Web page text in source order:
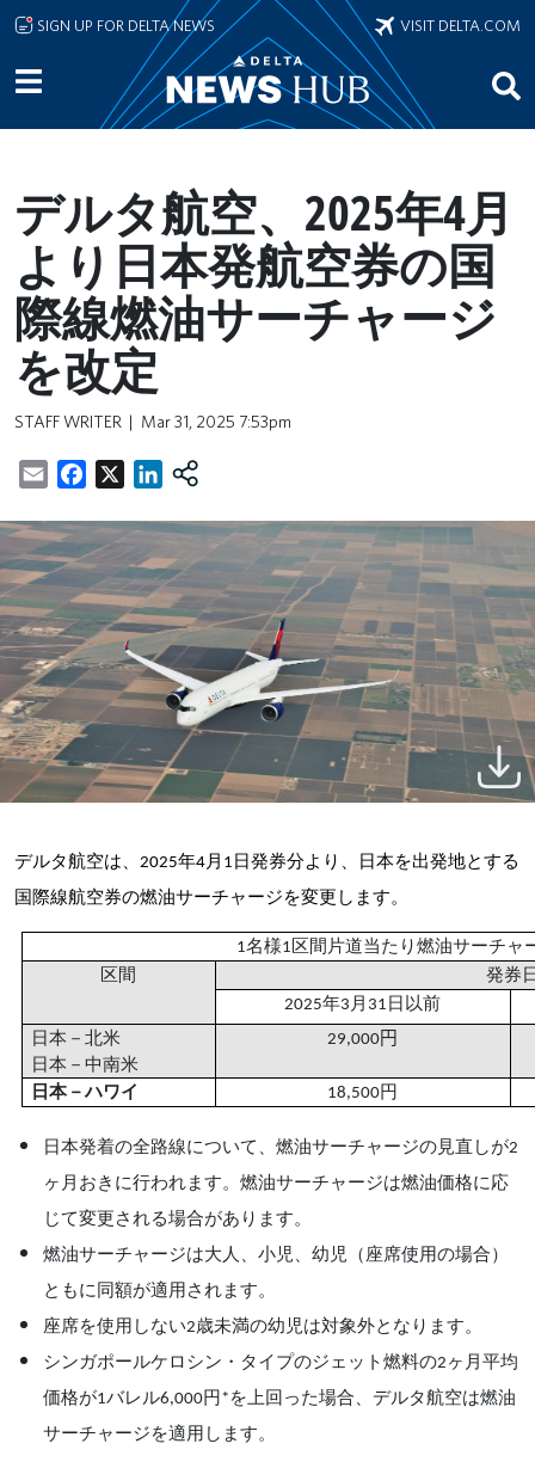
Skip to main content
SIGN UP FOR DELTA NEWS VISIT DELTA.COM
デルタ航空、2025年4月
より日本発航空券の国
際線燃油サーチャージ
を改定
STAFF WRITER Mar 31, 2025 7:53pm
EmailFacebookLinkedIn
デルタ航空は、 2025年4月 1 日発券分より、日本を出発地とする
国際線航空券の燃油サーチャージを変更します。
1名様1 区間片道当たり燃油サーチ
区間
発券
2025年3 月 31 日以前
日本－北米
日本－中南米
29,000円
日本－ハワイ 18,500円
日本発着の全路線について、燃油サーチャージの見直しが2
ヶ月おきに行われます。燃油サーチャージは燃油価格に応
じて変更される場合があります。
燃油サーチャージは大人、小児、幼児（座席使用の場合）
ともに同額が適用されます。
座席を使用しない2歳未満の幼児は対象外となります。
シンガポールケロシン・タイプのジェット燃料の2 ヶ月平均
価格が1バレル6,000円 * を上回った場合、デルタ航空は燃油
サーチャージを適用します。